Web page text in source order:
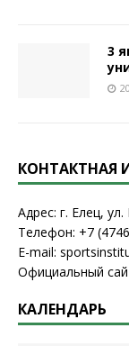
3
КОНТАКТНАЯ
Адрес: г. Елец,
Телефон: +7
E-mail:
Официальный
КАЛЕНДАРЬ